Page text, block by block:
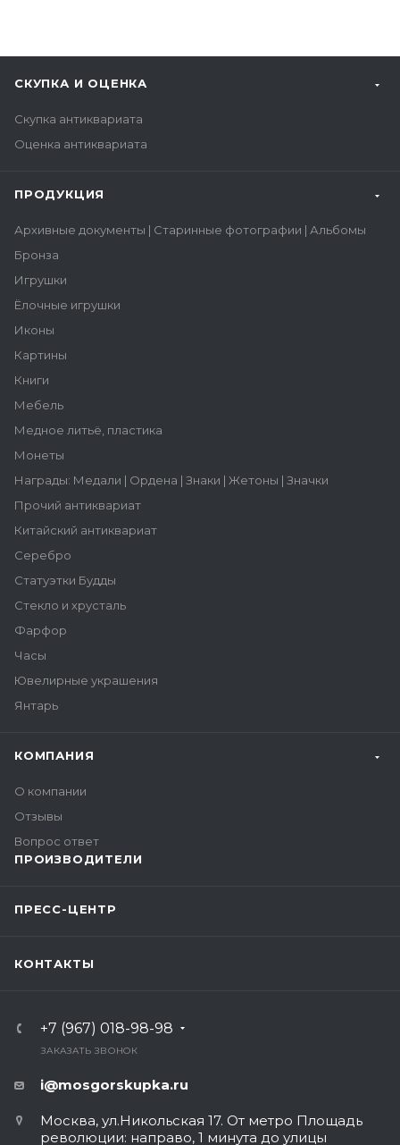
СКУПКА И ОЦЕНКА
Скупка антиквариата
Оценка антиквариата
ПРОДУКЦИЯ
Архивные документы | Старинные фотографии | Альбомы
Бронза
Игрушки
Ёлочные игрушки
Иконы
Картины
Книги
Мебель
Медное литьё, пластика
Монеты
Награды: Медали | Ордена | Знаки | Жетоны | Значки
Прочий антиквариат
Китайский антиквариат
Серебро
Статуэтки Будды
Стекло и хрусталь
Фарфор
Часы
Ювелирные украшения
Янтарь
КОМПАНИЯ
О компании
Отзывы
Вопрос ответ
ПРОИЗВОДИТЕЛИ
ПРЕСС-ЦЕНТР
КОНТАКТЫ
+7 (967) 018-98-98
ЗАКАЗАТЬ ЗВОНОК
i@mosgorskupka.ru
Москва, ул.Никольская 17. От метро Площадь
революции: направо, 1 минута до улицы